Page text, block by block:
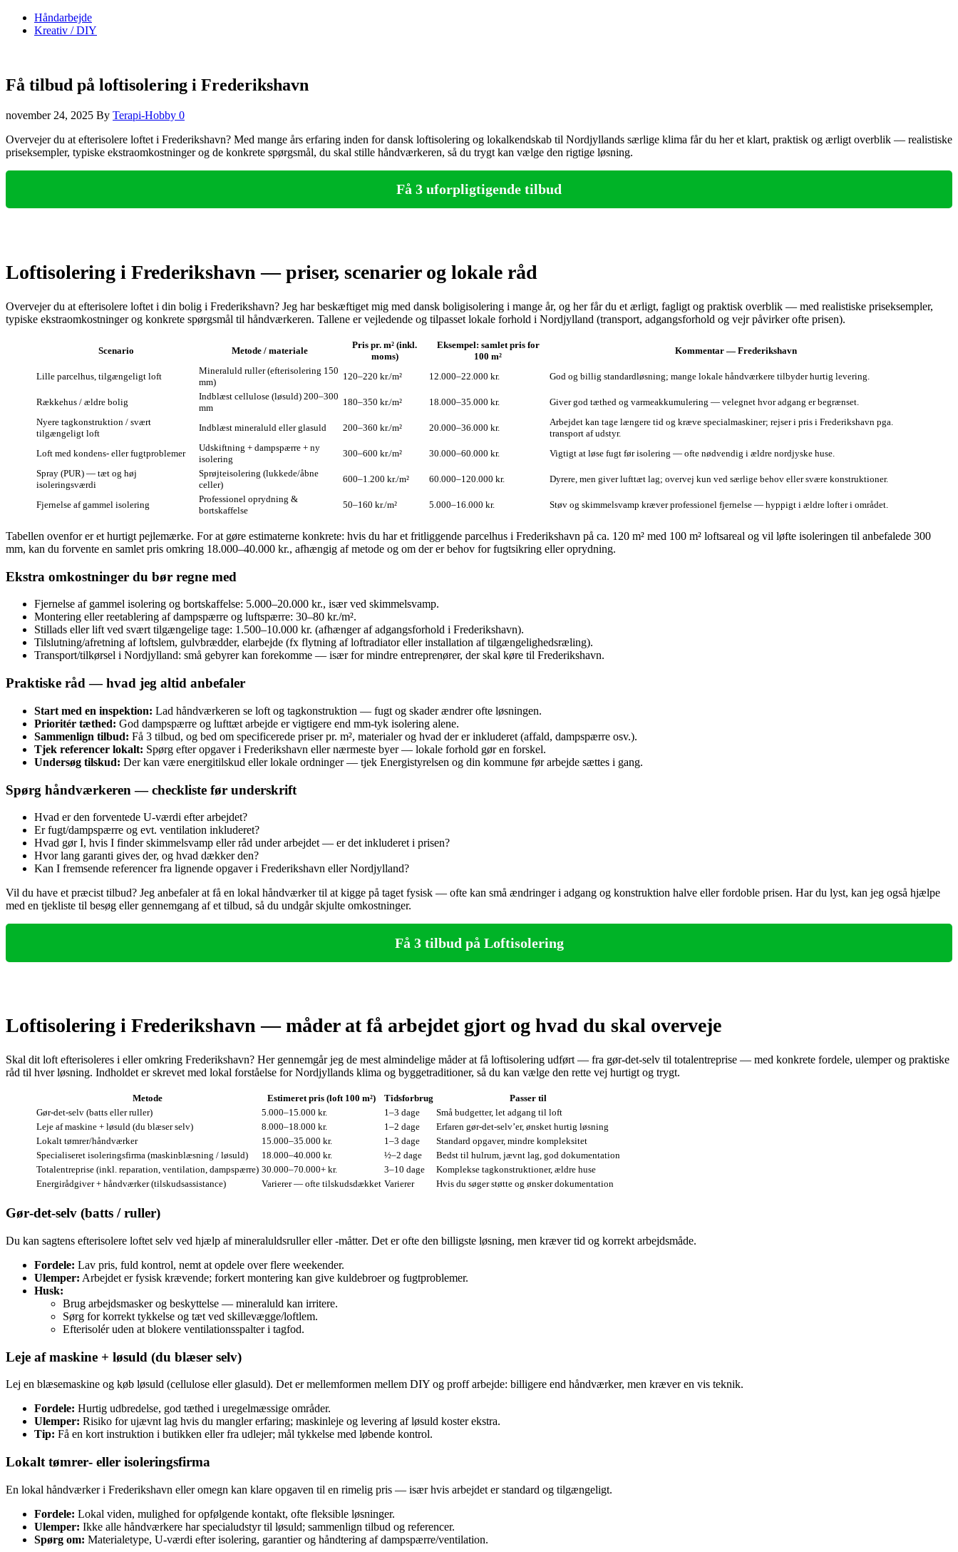
Håndarbejde
Kreativ / DIY
Få tilbud på loftisolering i Frederikshavn
november 24, 2025 By Terapi-Hobby 0
Overvejer du at efterisolere loftet i Frederikshavn? Med mange års erfaring inden for dansk loftisolering og lokalkendskab til Nordjyllands særlige klima får du her et klart, praktisk og ærligt overblik — realistiske
priseksempler, typiske ekstraomkostninger og de konkrete spørgsmål, du skal stille håndværkeren, så du trygt kan vælge den rigtige løsning.
Få 3 uforpligtigende tilbud
Loftisolering i Frederikshavn — priser, scenarier og lokale råd
Overvejer du at efterisolere loftet i din bolig i Frederikshavn? Jeg har beskæftiget mig med dansk boligisolering i mange år, og her får du et ærligt, fagligt og praktisk overblik — med realistiske priseksempler,
typiske ekstraomkostninger og konkrete spørgsmål til håndværkeren. Tallene er vejledende og tilpasset lokale forhold i Nordjylland (transport, adgangsforhold og vejr påvirker ofte prisen).
Scenario Metode / materiale
Pris pr. m² (inkl.
moms)
Eksempel: samlet pris for
100 m²
Kommentar — Frederikshavn
Lille parcelhus, tilgængeligt loft
Mineraluld ruller (efterisolering 150
mm)
120–220 kr./m² 12.000–22.000 kr. God og billig standardløsning; mange lokale håndværkere tilbyder hurtig levering.
Rækkehus / ældre bolig
Indblæst cellulose (løsuld) 200–300
mm
180–350 kr./m² 18.000–35.000 kr.
Giver god tæthed og varmeakkumulering — velegnet hvor adgang er begrænset.
Nyere tagkonstruktion / svært
tilgængeligt loft
Indblæst mineraluld eller glasuld 200–360 kr./m² 20.000–36.000 kr.
Arbejdet kan tage længere tid og kræve specialmaskiner; rejser i pris i Frederikshavn pga.
transport af udstyr.
Loft med kondens- eller fugtproblemer
Udskiftning + dampspærre + ny
isolering
300–600 kr./m² 30.000–60.000 kr.
Vigtigt at løse fugt før isolering — ofte nødvendig i ældre nordjyske huse.
Spray (PUR) — tæt og høj
isoleringsværdi
Sprøjteisolering (lukkede/åbne
celler)
600–1.200 kr./m² 60.000–120.000 kr. Dyrere, men giver lufttæt lag; overvej kun ved særlige behov eller svære konstruktioner.
Fjernelse af gammel isolering
Professionel oprydning &
bortskaffelse
50–160 kr./m² 5.000–16.000 kr. Støv og skimmelsvamp kræver professionel fjernelse — hyppigt i ældre lofter i området.
Tabellen ovenfor er et hurtigt pejlemærke. For at gøre estimaterne konkrete: hvis du har et fritliggende parcelhus i Frederikshavn på ca. 120 m² med 100 m² loftsareal og vil løfte isoleringen til anbefalede 300
mm, kan du forvente en samlet pris omkring 18.000–40.000 kr., afhængig af metode og om der er behov for fugtsikring eller oprydning.
Ekstra omkostninger du bør regne med
Fjernelse af gammel isolering og bortskaffelse: 5.000–20.000 kr., især ved skimmelsvamp.
Montering eller reetablering af dampspærre og luftspærre: 30–80 kr./m².
Stillads eller lift ved svært tilgængelige tage: 1.500–10.000 kr. (afhænger af adgangsforhold i Frederikshavn).
Tilslutning/afretning af loftslem, gulvbrædder, elarbejde (fx flytning af loftradiator eller installation af tilgængelighedsræling).
Transport/tilkørsel i Nordjylland: små gebyrer kan forekomme — især for mindre entreprenører, der skal køre til Frederikshavn.
Praktiske råd — hvad jeg altid anbefaler
Start med en inspektion: Lad håndværkeren se loft og tagkonstruktion — fugt og skader ændrer ofte løsningen.
Prioritér tæthed: God dampspærre og lufttæt arbejde er vigtigere end mm-tyk isolering alene.
Sammenlign tilbud: Få 3 tilbud, og bed om specificerede priser pr. m², materialer og hvad der er inkluderet (affald, dampspærre osv.).
Tjek referencer lokalt: Spørg efter opgaver i Frederikshavn eller nærmeste byer — lokale forhold gør en forskel.
Undersøg tilskud: Der kan være energitilskud eller lokale ordninger — tjek Energistyrelsen og din kommune før arbejde sættes i gang.
Spørg håndværkeren — checkliste før underskrift
Hvad er den forventede U‑værdi efter arbejdet?
Er fugt/dampspærre og evt. ventilation inkluderet?
Hvad gør I, hvis I finder skimmelsvamp eller råd under arbejdet — er det inkluderet i prisen?
Hvor lang garanti gives der, og hvad dækker den?
Kan I fremsende referencer fra lignende opgaver i Frederikshavn eller Nordjylland?
Vil du have et præcist tilbud? Jeg anbefaler at få en lokal håndværker til at kigge på taget fysisk — ofte kan små ændringer i adgang og konstruktion halve eller fordoble prisen. Har du lyst, kan jeg også hjælpe
med en tjekliste til besøg eller gennemgang af et tilbud, så du undgår skjulte omkostninger.
Få 3 tilbud på Loftisolering
Loftisolering i Frederikshavn — måder at få arbejdet gjort og hvad du skal overveje
Skal dit loft efterisoleres i eller omkring Frederikshavn? Her gennemgår jeg de mest almindelige måder at få loftisolering udført — fra gør‑det‑selv til totalentreprise — med konkrete fordele, ulemper og praktiske
råd til hver løsning. Indholdet er skrevet med lokal forståelse for Nordjyllands klima og byggetraditioner, så du kan vælge den rette vej hurtigt og trygt.
Metode Estimeret pris (loft 100 m²) Tidsforbrug
Passer til
Gør‑det‑selv (batts eller ruller)
5.000–15.000 kr. 1–3 dage
Små budgetter, let adgang til loft
Leje af maskine + løsuld (du blæser selv)
8.000–18.000 kr. 1–2 dage
Erfaren gør‑det‑selv’er, ønsket hurtig løsning
Lokalt tømrer/håndværker
15.000–35.000 kr. 1–3 dage
Standard opgaver, mindre kompleksitet
Specialiseret isoleringsfirma (maskinblæsning / løsuld)
18.000–40.000 kr. ½–2 dage
Bedst til hulrum, jævnt lag, god dokumentation
Totalentreprise (inkl. reparation, ventilation, dampspærre) 30.000–70.000+ kr. 3–10 dage
Komplekse tagkonstruktioner, ældre huse
Energirådgiver + håndværker (tilskudsassistance)
Varierer — ofte tilskudsdækket Varierer Hvis du søger støtte og ønsker dokumentation
Gør‑det‑selv (batts / ruller)
Du kan sagtens efterisolere loftet selv ved hjælp af mineraluldsruller eller -måtter. Det er ofte den billigste løsning, men kræver tid og korrekt arbejdsmåde.
Fordele: Lav pris, fuld kontrol, nemt at opdele over flere weekender.
Ulemper: Arbejdet er fysisk krævende; forkert montering kan give kuldebroer og fugtproblemer.
Husk:
Brug arbejdsmasker og beskyttelse — mineraluld kan irritere.
Sørg for korrekt tykkelse og tæt ved skillevægge/loftlem.
Efterisolér uden at blokere ventilationsspalter i tagfod.
Leje af maskine + løsuld (du blæser selv)
Lej en blæsemaskine og køb løsuld (cellulose eller glasuld). Det er mellemformen mellem DIY og proff arbejde: billigere end håndværker, men kræver en vis teknik.
Fordele: Hurtig udbredelse, god tæthed i uregelmæssige områder.
Ulemper: Risiko for ujævnt lag hvis du mangler erfaring; maskinleje og levering af løsuld koster ekstra.
Tip: Få en kort instruktion i butikken eller fra udlejer; mål tykkelse med løbende kontrol.
Lokalt tømrer‑ eller isoleringsfirma
En lokal håndværker i Frederikshavn eller omegn kan klare opgaven til en rimelig pris — især hvis arbejdet er standard og tilgængeligt.
Fordele: Lokal viden, mulighed for opfølgende kontakt, ofte fleksible løsninger.
Ulemper: Ikke alle håndværkere har specialudstyr til løsuld; sammenlign tilbud og referencer.
Spørg om: Materialetype, U‑værdi efter isolering, garantier og håndtering af dampspærre/ventilation.